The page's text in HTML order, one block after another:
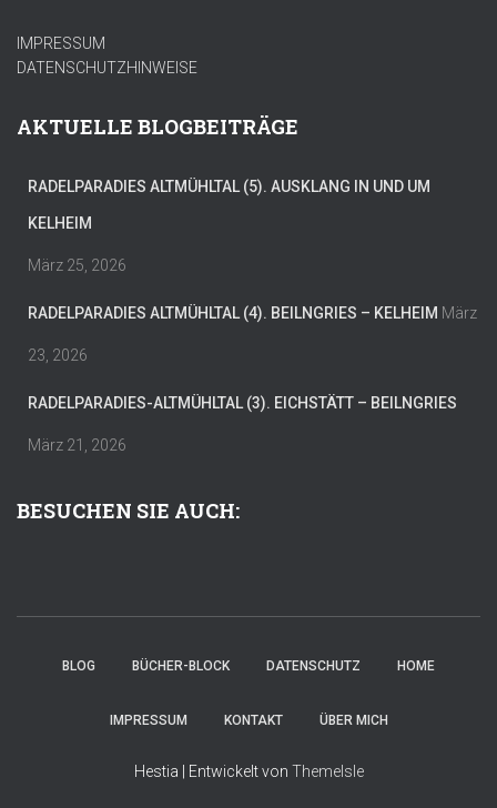
IMPRESSUM
DATENSCHUTZHINWEISE
AKTUELLE BLOGBEITRÄGE
RADELPARADIES ALTMÜHLTAL (5). AUSKLANG IN UND UM
KELHEIM
März 25, 2026
RADELPARADIES ALTMÜHLTAL (4). BEILNGRIES – KELHEIM März
23, 2026
RADELPARADIES-ALTMÜHLTAL (3). EICHSTÄTT – BEILNGRIES
März 21, 2026
BESUCHEN SIE AUCH:
BLOG BÜCHER-BLOCK DATENSCHUTZ HOME
IMPRESSUM KONTAKT ÜBER MICH
Hestia | Entwickelt von ThemeIsle